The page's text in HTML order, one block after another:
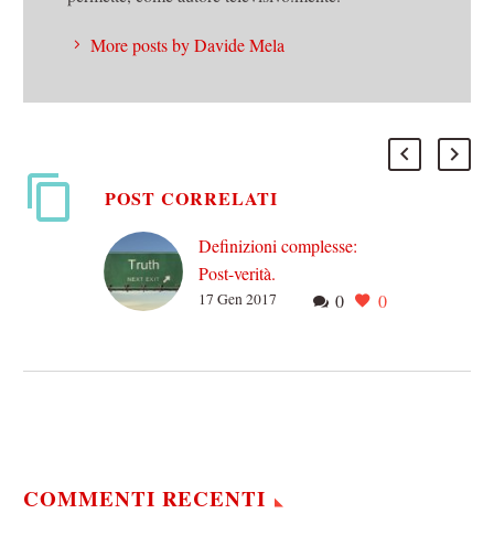
More posts by Davide Mela
POST CORRELATI
Definizioni complesse:
Post-verità.
Dopo che diversi sociologi
0 0
17 Gen 2017
COMMENTI RECENTI